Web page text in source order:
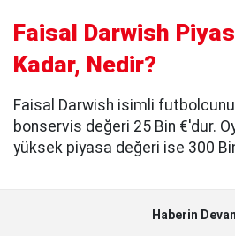
Faisal Darwish
Kadar, Nedir?
Faisal Darwish isimli
bonservis değeri 25 Bin €'dur.
yüksek piyasa değeri ise 300
Haberin